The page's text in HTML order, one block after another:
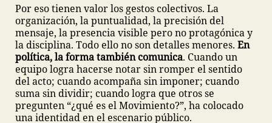
Por eso tienen valor los gestos colectivos. La
organización, la puntualidad, la precisión del
mensaje, la presencia visible pero no protagónica y
la disciplina. Todo ello no son detalles menores. En
política, la forma también comunica. Cuando un
equipo logra hacerse notar sin romper el sentido
del acto; cuando acompaña sin imponer; cuando
suma sin dividir; cuando logra que otros se
pregunten “¿qué es el Movimiento?”, ha colocado
una identidad en el escenario público.